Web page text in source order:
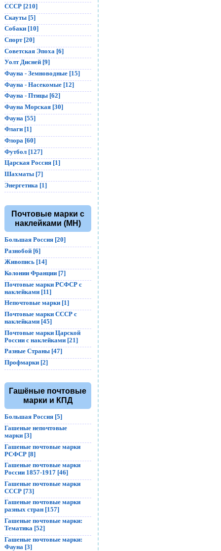
СССР [210]
Скауты [5]
Собаки [10]
Спорт [20]
Советская Эпоха [6]
Уолт Дисней [9]
Фауна - Земноводные [15]
Фауна - Насекомые [12]
Фауна - Птицы [62]
Фауна Морская [30]
Фауна [55]
Флаги [1]
Флора [60]
Футбол [127]
Царская Россия [1]
Шахматы [7]
Энергетика [1]
Почтовые марки с
наклейками (MH)
Большая Россия [20]
Разнобой [6]
Живопись [14]
Колонии Франции [7]
Почтовые марки РСФСР с
наклейками [11]
Непочтовые марки [1]
Почтовые марки СССР с
наклейками [45]
Почтовые марки Царской
России с наклейками [21]
Разные Страны [47]
Профмарки [2]
Гашёные почтовые
марки и КПД
Большая Россия [5]
Гашеные непочтовые
марки [3]
Гашеные почтовые марки
РСФСР [8]
Гашеные почтовые марки
России 1857-1917 [46]
Гашеные почтовые марки
СССР [73]
Гашеные почтовые марки
разных стран [157]
Гашеные почтовые марки:
Тематика [52]
Гашеные почтовые марки:
Фауна [3]